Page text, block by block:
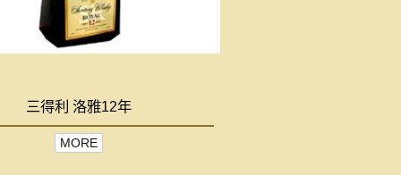
三得利 洛雅12年
MORE